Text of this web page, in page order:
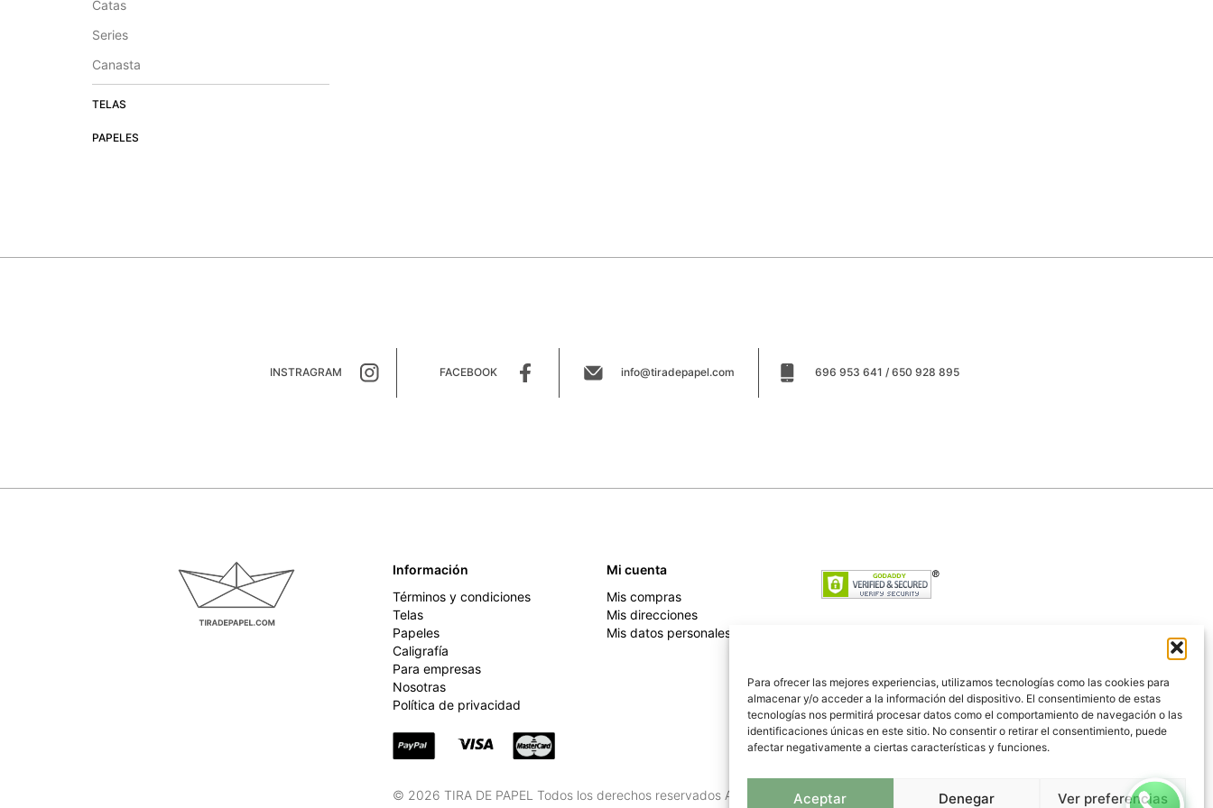
Para ofrecer las mejores experiencias, utilizamos tecnologías como las cookies para
almacenar y/o acceder a la información del dispositivo. El consentimiento de estas
tecnologías nos permitirá procesar datos como el comportamiento de navegación o las
identificaciones únicas en este sitio. No consentir o retirar el consentimiento, puede
afectar negativamente a ciertas características y funciones.
Aceptar Denegar Ver preferencias
Catas
Series
Canasta
TELAS
PAPELES
INSTRAGRAM FACEBOOK info@tiradepapel.com 696 953 641 / 650 928 895
Información
Términos y condiciones
Telas
Papeles
Caligrafía
Para empresas
Nosotras
Política de privacidad
Mi cuenta
Mis compras
Mis direcciones
Mis datos personales
© 2026 TIRA DE PAPEL Todos los derechos reservados Aviso Legal yPolítica de Privacidad